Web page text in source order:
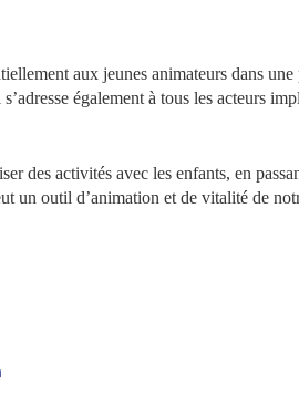
aux jeunes animateurs dans
également à tous les acteurs
des activités avec les enfants, en
un outil d’animation et de vitalité de